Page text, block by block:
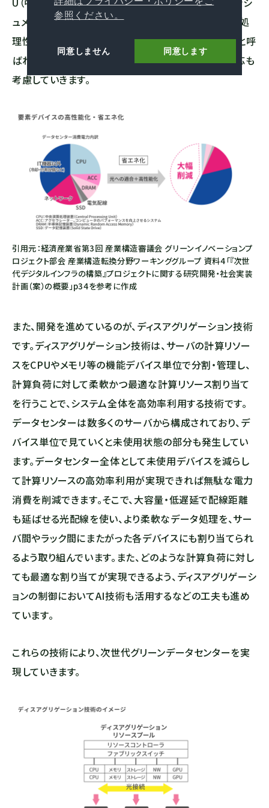
参照ください。
同意しません 同意します
ュメモリ）等を光接続できるものにしていきます。また、処
理性能自体を大幅に高めるために、「アクセラレータ」と呼
ばれるAI計算に優れた処理装置（プロセッサ）への対応も
考慮していきます。
引用元：経済産業省第3回 産業構造審議会 グリーンイノベーションプ
ロジェクト部会 産業構造転換分野ワーキンググループ 資料4「『次世
代デジタルインフラの構築』プロジェクトに関する研究開発・社会実装
計画（案）の概要」p34を参考に作成
また、開発を進めているのが、ディスアグリゲーション技術
です。ディスアグリゲーション技術は、サーバの計算リソー
スをCPUやメモリ等の機能デバイス単位で分割・管理し、
計算負荷に対して柔軟かつ最適な計算リソース割り当て
を行うことで、システム全体を高効率利用する技術です。
データセンターは数多くのサーバから構成されており、デ
バイス単位で見ていくと未使⽤状態の部分も発生してい
ます。データセンター全体として未使用デバイスを減らし
て計算リソースの高効率利用が実現できれば無駄な電力
消費を削減できます。そこで、大容量・低遅延で配線距離
も延ばせる光配線を使い、より柔軟なデータ処理を、サー
バ間やラック間にまたがった各デバイスにも割り当てられ
るよう取り組んでいます。また、どのような計算負荷に対し
ても最適な割り当てが実現できるよう、ディスアグリゲーシ
ョンの制御においてAI技術も活用するなどの工夫も進め
ています。
これらの技術により、次世代グリーンデータセンターを実
現していきます。